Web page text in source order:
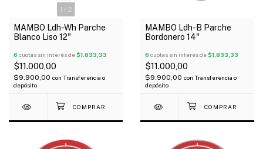
1 / 2
MAMBO Ldh-Wh Parche
Blanco Liso 12"
6 cuotas sin interés de$1.833,33
$11.000,00
$9.900,00 con Transferencia o
depósito
MAMBO Ldh-B Parche
Bordonero 14"
6 cuotas sin interés de$1.833,33
$11.000,00
$9.900,00 con Transferencia o
depósito